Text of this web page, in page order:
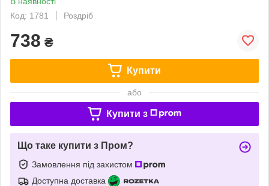
Код: 1781
Роздріб
738 ₴
Купити
або
Купити з
Що таке купити з Пром?
Замовлення під захистом
Доступна доставка